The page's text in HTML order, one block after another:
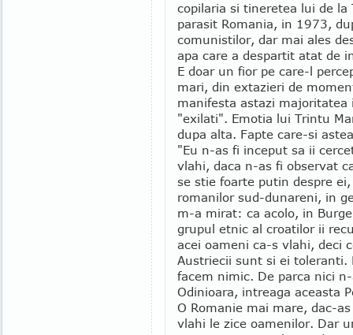
copilaria si tineretea lui de la
parasit Romania, in 1973,
comunistilor, dar mai ales
apa care a despartit atat de
E doar un fior pe care-l
mari, din extazieri de
manifesta astazi majoritatea
"exilati". Emotia lui Trintu
dupa alta. Fapte care-si
"Eu n-as fi inceput sa ii
vlahi, daca n-as fi observat
se stie foarte putin despre
romanilor sud-dunareni, in
m-a mirat: ca acolo, in
grupul etnic al croatilor ii
acei oameni ca-s vlahi, deci
Austriecii sunt si ei toleranti.
facem nimic. De parca nici
Odinioara, intreaga aceasta
O Romanie mai mare, dac-
vlahi le zice oamenilor. Dar